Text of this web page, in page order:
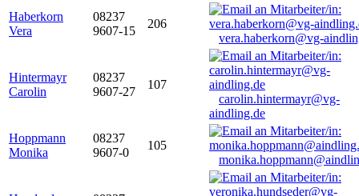
Haberkorn
Vera
08237
9607-15
206
vera.haberkorn@vg-
Hintermayr
Carolin
08237
9607-27
107
carolin.hintermayr@vg-
aindling.de
Hoppmann
Monika
08237
9607-0
105